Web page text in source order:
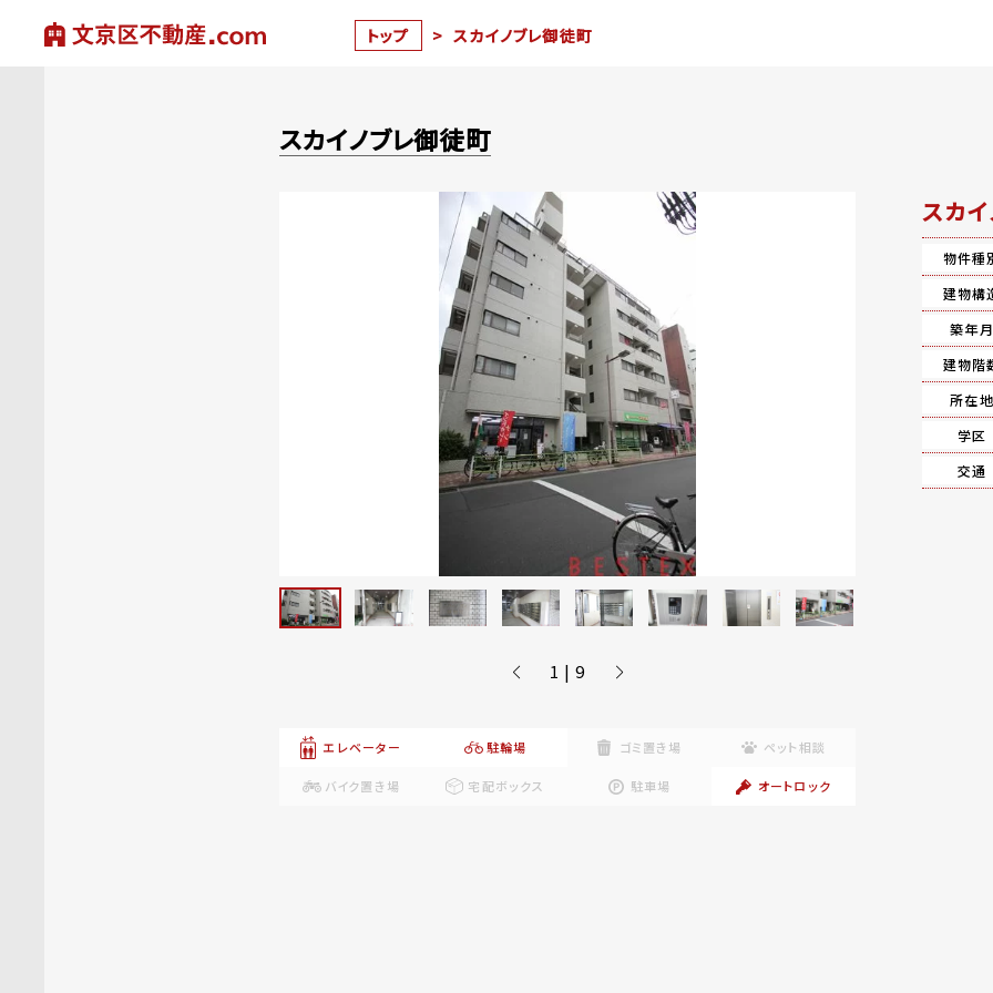
トップ > スカイノブレ御徒町
スカイノブレ御徒町
1 | 9
エレベーター 駐輪場 ゴミ置き場 ペット相談
バイク置き場 宅配ボックス 駐車場 オートロック
スカ
物件種
建物構
築年月
建物階
所在地
学区
交通